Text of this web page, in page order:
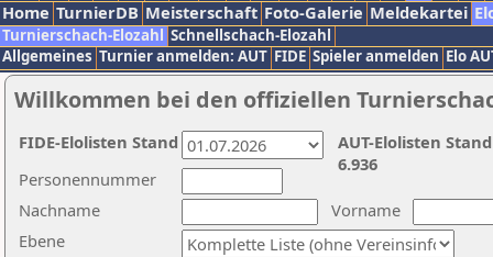
Home TurnierDB Meisterschaft Foto-Galerie Meldekartei
Turnierschach-Elozahl Schnellschach-Elozahl
Allgemeines Turnier anmelden: AUT FIDE Spieler anmelden Elo
Willkommen bei den offiziellen
Nachname
Vorname
Ebene
Personennummer
AUT-Elolisten
6.936
FIDE-Elolisten Stand